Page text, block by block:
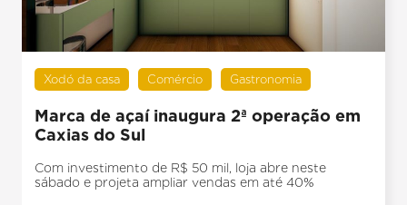
Xodó da casa Comércio Gastronomia
Marca de açaí inaugura 2ª operação em
Caxias do Sul
Com investimento de R$ 50 mil, loja abre neste
sábado e projeta ampliar vendas em até 40%